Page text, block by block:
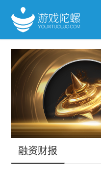
融资财报